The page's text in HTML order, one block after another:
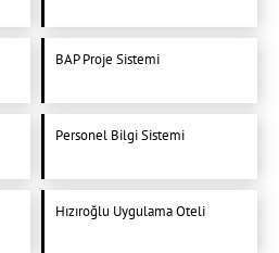
BAP Proje Sistemi
Personel Bilgi Sistemi
Hızıroğlu Uygulama Oteli